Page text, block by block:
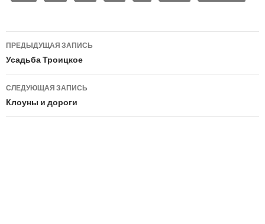
Навигация
по
записям
ПРЕДЫДУЩАЯ ЗАПИСЬ
Усадьба Троицкое
СЛЕДУЮЩАЯ ЗАПИСЬ
Клоуны и дороги